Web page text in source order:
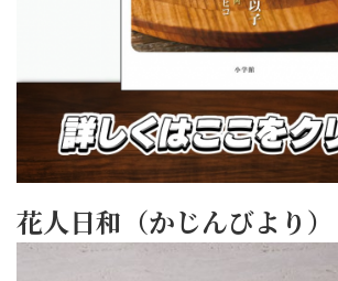
花人日和（かじんびより）